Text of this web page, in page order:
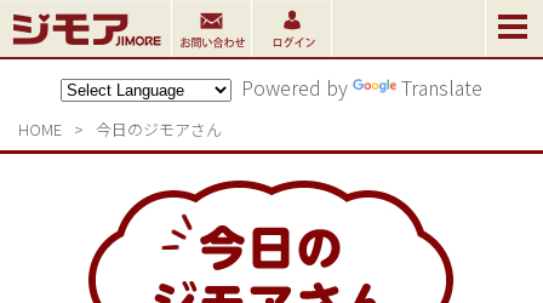
Powered by Translate
HOME > 今日のジモアさん